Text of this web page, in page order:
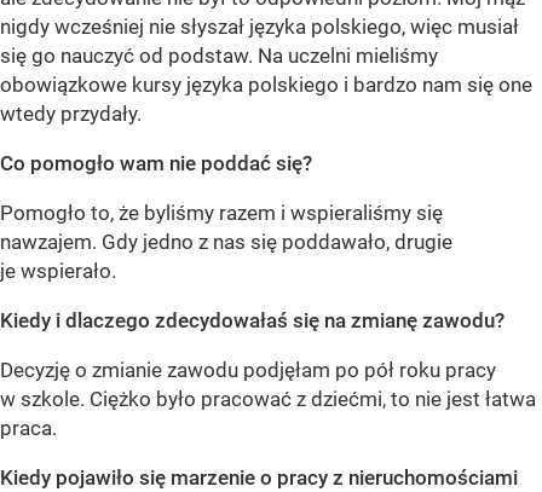
nigdy wcześniej nie słyszał języka polskiego, więc musiał
się go nauczyć od podstaw. Na uczelni mieliśmy
obowiązkowe kursy języka polskiego i bardzo nam się one
wtedy przydały.
Co pomogło wam nie poddać się?
Pomogło to, że byliśmy razem i wspieraliśmy się
nawzajem. Gdy jedno z nas się poddawało, drugie
je wspierało.
Kiedy i dlaczego zdecydowałaś się na zmianę zawodu?
Decyzję o zmianie zawodu podjęłam po pół roku pracy
w szkole. Ciężko było pracować z dziećmi, to nie jest łatwa
praca.
Kiedy pojawiło się marzenie o pracy z nieruchomościami